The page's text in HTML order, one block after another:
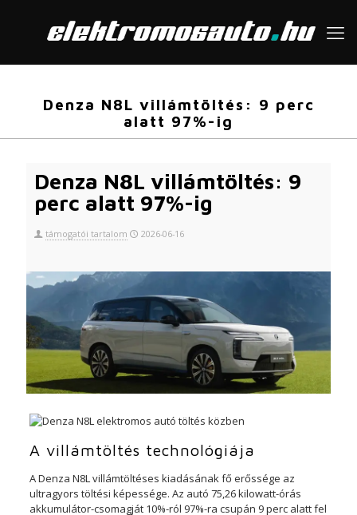
Denza N8L villámtöltés: 9 perc
alatt 97%-ig
Denza N8L villámtöltés: 9
perc alatt 97%-ig
támogatói tartalom 2026-06-16
A villámtöltés technológiája
A Denza N8L villámtöltéses kiadásának fő erőssége az
ultragyors töltési képessége. Az autó 75,26 kilowatt-órás
akkumulátor-csomagját 10%-ról 97%-ra csupán 9 perc alatt fel